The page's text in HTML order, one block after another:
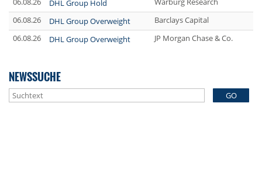
DHL Group Hold
06.08.26
DHL Group Overweight
Barclays Capital
06.08.26
DHL Group Overweight JP Morgan Chase & Co.
NEWSSUCHE
GO